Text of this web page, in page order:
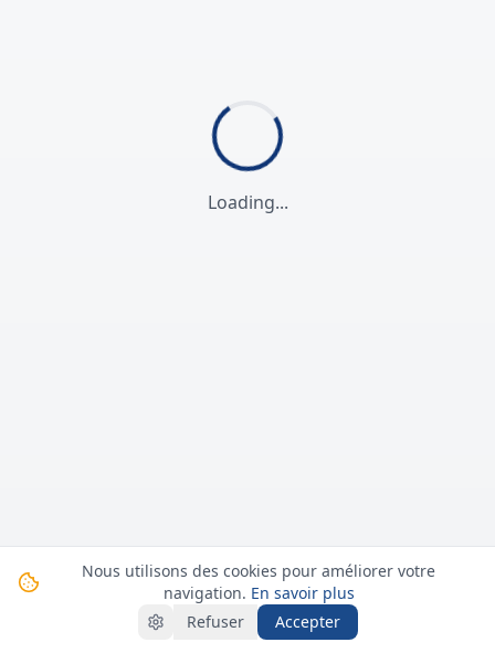
Loading...
Nous utilisons des cookies pour améliorer votre
navigation. En savoir plus
Refuser
Accepter